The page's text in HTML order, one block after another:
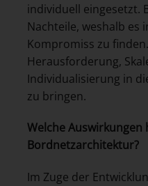
individuell eingesetzt.
Nachteile, weshalb es
Kompromiss zu
Herausforderung,
Individualisierung in
zu bringen.
Welche
Bordnetzarchitektur?
Im Zuge der